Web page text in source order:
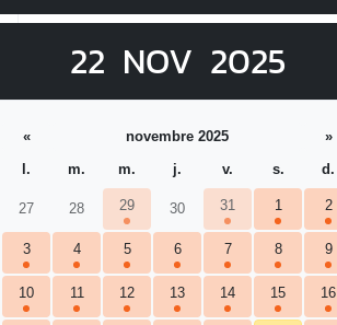
22 NOV 2025
« novembre 2025
»
l.
m. m. j. v. s. d.
27 28 29 30 31 1 2
3 4 5 6 7 8 9
10 11 12 13 14 15 16